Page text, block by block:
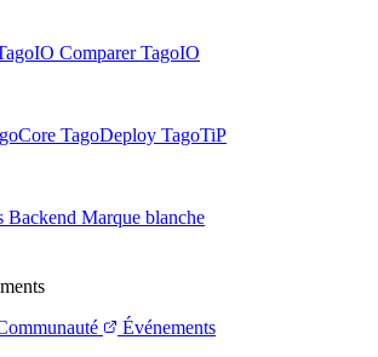
Comparer TagoIO
TagoDeploy TagoTiP
Backend Marque blanche
Événements